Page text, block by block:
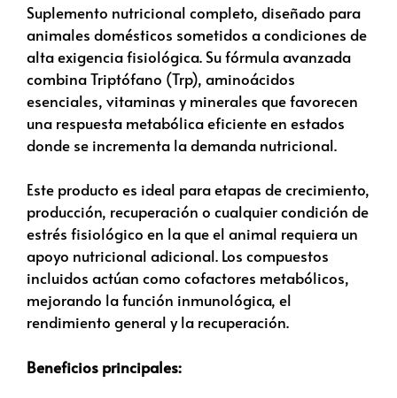
Suplemento nutricional completo, diseñado para
animales domésticos sometidos a condiciones de
alta exigencia fisiológica. Su fórmula avanzada
combina Triptófano (Trp), aminoácidos
esenciales, vitaminas y minerales que favorecen
una respuesta metabólica eficiente en estados
donde se incrementa la demanda nutricional.
Este producto es ideal para etapas de crecimiento,
producción, recuperación o cualquier condición de
estrés fisiológico en la que el animal requiera un
apoyo nutricional adicional. Los compuestos
incluidos actúan como cofactores metabólicos,
mejorando la función inmunológica, el
rendimiento general y la recuperación.
Beneficios principales: